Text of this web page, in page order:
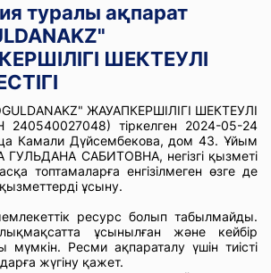
туралы ақпарат
ШЕКТЕУЛІ
ЖАУАПКЕРШІЛІГІ ШЕКТЕУЛІ
240540027048) тіркелген 2024-05-24
Камали Дүйсембекова, дом 43. Ұйым
САБИТОВНА, негізгі қызметі
топтамаларға енгізілмеген өзге де
ұсыну.
ресурс болып табылмайды.
ұсынылған және кейбір
мүмкін. Ресми ақпараталу үшін тиісті
жүгіну қажет.